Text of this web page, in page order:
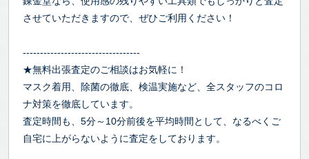
させていただきますので、ぜひご利用ください！
----------------------------------
★無料出張査定のご相談はお気軽に！
マスク着用、除菌の徹底、検温実施など、全スタッフのコロ
ナ対策を徹底しています。
査定時間も、5分～10分前後を平均時間として、なるべくご
自宅に上がらないように査定をしております。